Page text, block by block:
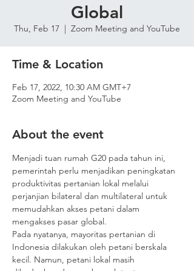
Global
Thu, Feb 17
  |
Zoom Meeting and YouTube
Time & Location
Feb 17, 2022, 10:30 AM GMT+7
Zoom Meeting and YouTube
About the event
Menjadi tuan rumah G20 pada tahun ini,
pemerintah perlu menjadikan peningkatan
produktivitas pertanian lokal melalui
perjanjian bilateral dan multilateral untuk
memudahkan akses petani dalam
mengakses pasar global.
Pada nyatanya, mayoritas pertanian di
Indonesia dilakukan oleh petani berskala
kecil. Namun, petani lokal masih